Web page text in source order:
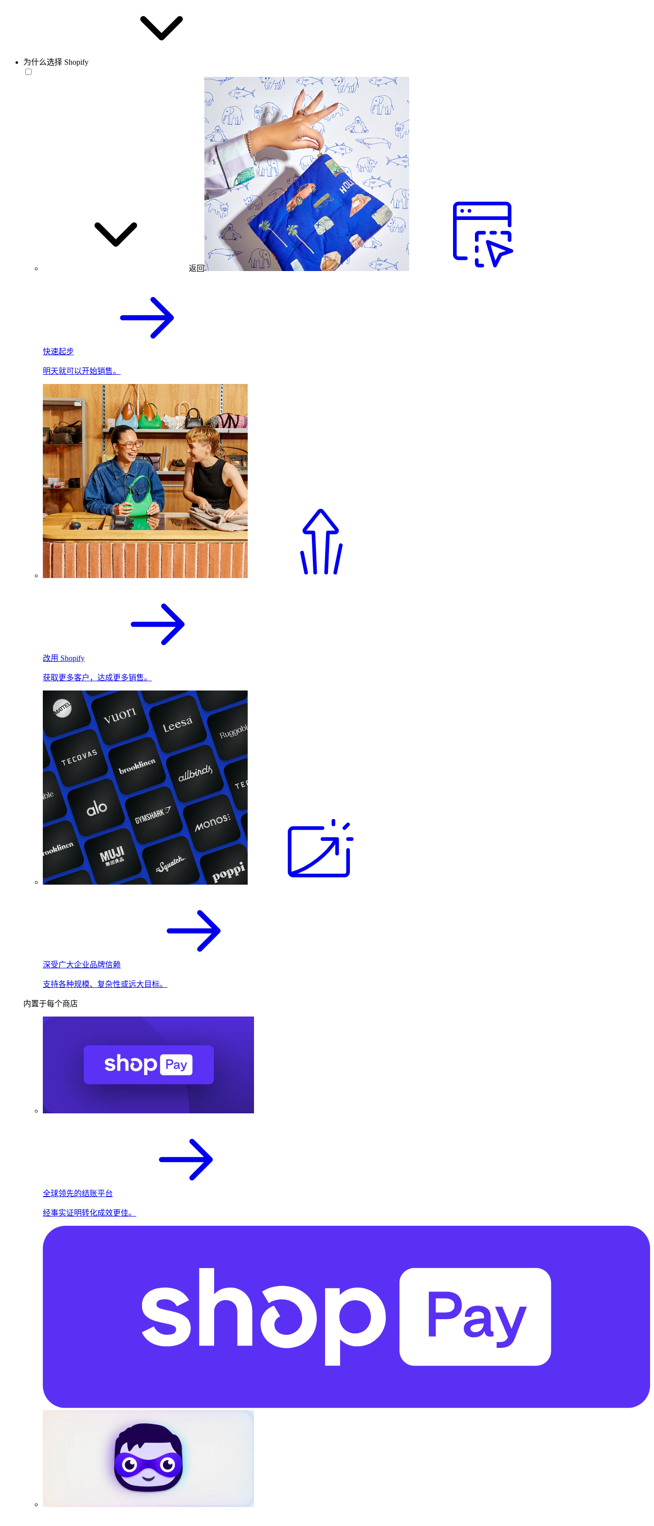
为什么选择 Shopify
返回
快速起步
明天就可以开始销售。
改用 Shopify
获取更多客户，达成更多销售。
深受广大企业品牌信赖
支持各种规模、复杂性或远大目标。
内置于每个商店
全球领先的结账平台
经事实证明转化成效更佳。